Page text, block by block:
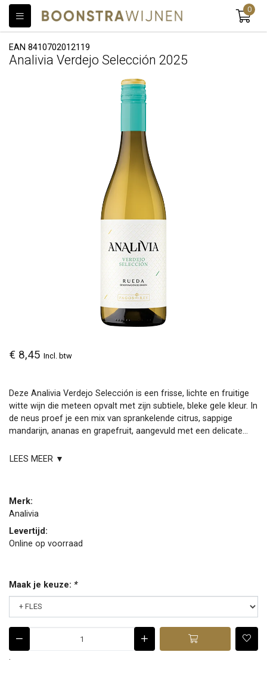
0
EAN 8410702012119
Analivia Verdejo Selección 2025
€ 8,45 Incl. btw
Deze Analivia Verdejo Selección is een frisse, lichte en fruitige
witte wijn die meteen opvalt met zijn subtiele, bleke gele kleur. In
de neus proef je een mix van sprankelende citrus, sappige
mandarijn, ananas en grapefruit, aangevuld met een delicate...
LEES MEER ▼
Merk:
Analivia
Levertijd:
Online op voorraad
Maak je keuze: *
.